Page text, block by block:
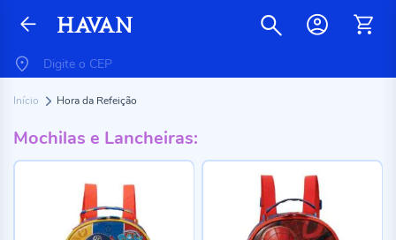
Início Hora da Refeição
Mochilas e Lancheiras: